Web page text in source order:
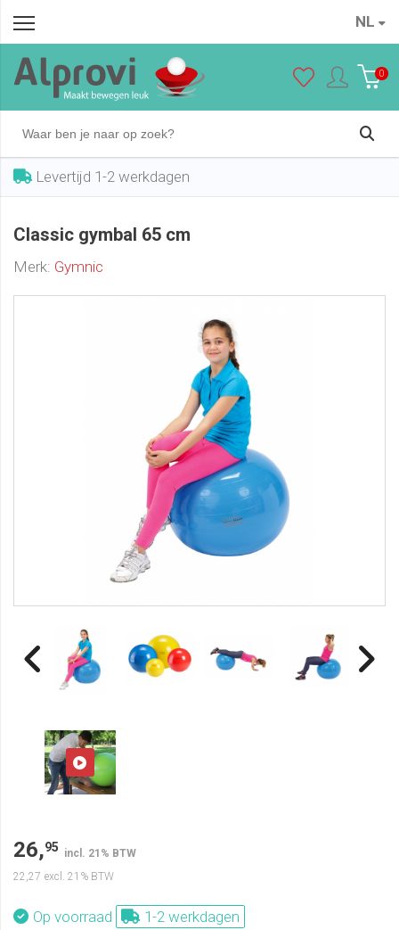
NL
0
Levertijd 1-2 werkdagen
Classic gymbal 65 cm
Merk: Gymnic
26,95 incl. 21% BTW
22,27 excl. 21% BTW
Op voorraad 1-2 werkdagen
€ 26,95